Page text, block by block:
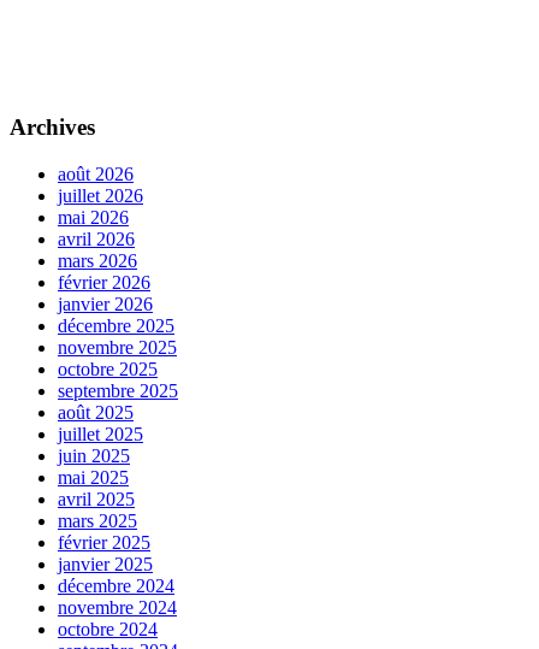
Archives
août 2026
juillet 2026
mai 2026
avril 2026
mars 2026
février 2026
janvier 2026
décembre 2025
novembre 2025
octobre 2025
septembre 2025
août 2025
juillet 2025
juin 2025
mai 2025
avril 2025
mars 2025
février 2025
janvier 2025
décembre 2024
novembre 2024
octobre 2024